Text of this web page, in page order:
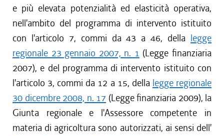
e più elevata potenzialità ed elasticità operativa,
nell'ambito del programma di intervento istituito
con l'articolo 7, commi da 43 a 46, della legge
regionale 23 gennaio 2007, n. 1 (Legge finanziaria
2007), e del programma di intervento istituito con
l'articolo 3, commi da 12 a 15, della legge regionale
30 dicembre 2008, n. 17 (Legge finanziaria 2009), la
Giunta regionale e l'Assessore competente in
materia di agricoltura sono autorizzati, ai sensi dell'